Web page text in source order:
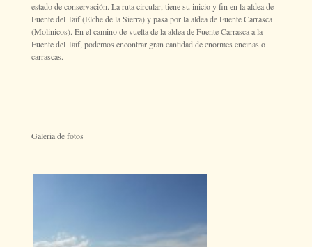
estado de conservación. La ruta circular, tiene su inicio y fin en la aldea de
Fuente del Taif (Elche de la Sierra) y pasa por la aldea de Fuente Carrasca
(Molinicos). En el camino de vuelta de la aldea de Fuente Carrasca a la
Fuente del Taif, podemos encontrar gran cantidad de enormes encinas o
carrascas.
Galeria de fotos